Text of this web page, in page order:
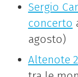
Sergio
concerto
agosto)
Altenote